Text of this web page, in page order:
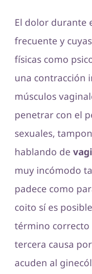
El dolor durante
frecuente y
físicas como
una contracción
músculos
penetrar con el
sexuales,
hablando de
muy incómodo
padece como
coito sí es
término correcto
tercera causa
acuden al